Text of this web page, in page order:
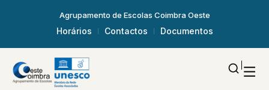
Agrupamento de Escolas Coimbra Oeste
Horários Contactos Documentos